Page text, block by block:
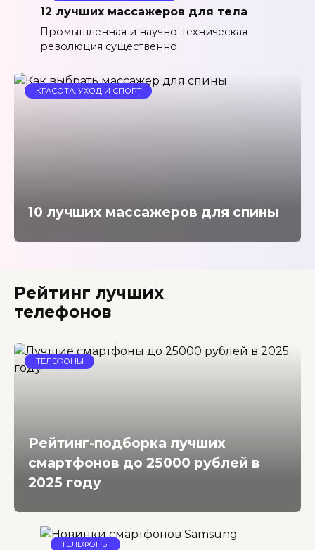
12 лучших массажеров для тела
Промышленная и научно-техническая
революция существенно
КРАСОТА, УХОД И СПОРТ
10 лучших массажеров для спины
Рейтинг лучших
телефонов
ТЕЛЕФОНЫ
Рейтинг-подборка лучших
смартфонов до 25000 рублей в
2025 году
ТЕЛЕФОНЫ